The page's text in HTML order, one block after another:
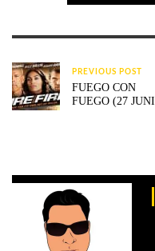
PREVIOUS POST
FUEGO CON
FUEGO (27